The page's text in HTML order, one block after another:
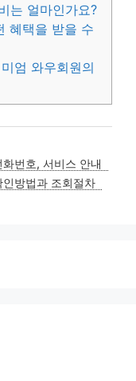
는 얼마인가요?
혜택을 받을 수
엄 와우회원의
번호, 서비스 안내
방법과 조회절차